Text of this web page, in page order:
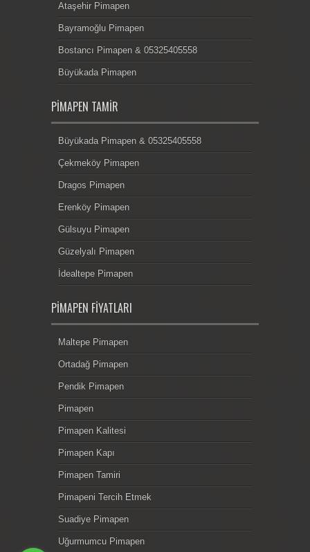
Ataşehir Pimapen
Bayramoğlu Pimapen
Bostancı Pimapen & 05325405558
Büyükada Pimapen
PIMAPEN TAMIR
Büyükada Pimapen & 05325405558
Çekmeköy Pimapen
Dragos Pimapen
Erenköy Pimapen
Gülsuyu Pimapen
Güzelyalı Pimapen
İdealtepe Pimapen
PIMAPEN FIYATLARI
Maltepe Pimapen
Ortadağ Pimapen
Pendik Pimapen
Pimapen
Pimapen Kalitesi
Pimapen Kapı
Pimapen Tamiri
Pimapeni Tercih Etmek
Suadiye Pimapen
Uğurmumcu Pimapen